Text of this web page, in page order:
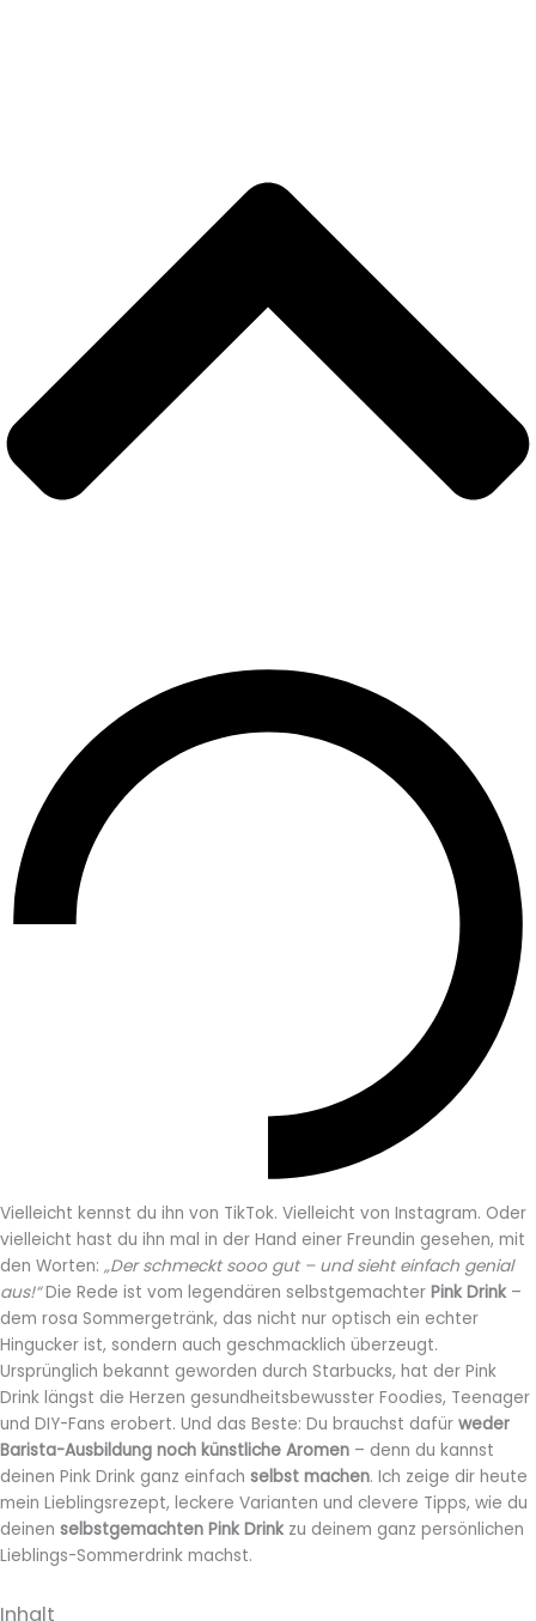
Vielleicht kennst du ihn von TikTok. Vielleicht von Instagram. Oder
vielleicht hast du ihn mal in der Hand einer Freundin gesehen, mit
den Worten: „Der schmeckt sooo gut – und sieht einfach genial
aus!“Die Rede ist vom legendären selbstgemachter Pink Drink–
dem rosa Sommergetränk, das nicht nur optisch ein echter
Hingucker ist, sondern auch geschmacklich überzeugt.
Ursprünglich bekannt geworden durch Starbucks, hat der Pink
Drink längst die Herzen gesundheitsbewusster Foodies, Teenager
und DIY-Fans erobert. Und das Beste: Du brauchst dafür weder
Barista-Ausbildung noch künstliche Aromen – denn du kannst
deinen Pink Drink ganz einfach selbst machen. Ich zeige dir heute
mein Lieblingsrezept, leckere Varianten und clevere Tipps, wie du
deinen selbstgemachten Pink Drinkzu deinem ganz persönlichen
Lieblings-Sommerdrink machst.
Inhalt